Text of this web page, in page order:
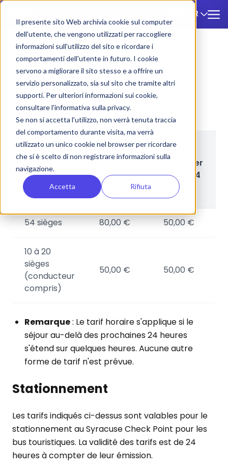
Il presente sito Web archivia cookie sul computer
dell'utente, che vengono utilizzati per raccogliere
informazioni sull'utilizzo del sito e ricordare i
comportamenti dell'utente in futuro. I cookie
servono a migliorare il sito stesso e a offrire un
servizio personalizzato, sia sul sito che tramite altri
supporti. Per ulteriori informazioni sui cookie,
consultare l'informativa sulla privacy.
Se non si accetta l'utilizzo, non verrà tenuta traccia
del comportamento durante visita, ma verrà
utilizzato un unico cookie nel browser per ricordare
che si è scelto di non registrare informazioni sulla
navigazione.
Accetta Rifiuta
FR
Syracuse
Syracuse
Tarifs et réglementations ZTL
Sièges
Tarif
journalier
Tarif
journalier
après 24
heures
54 sièges 80,00 € 50,00 €
10 à 20
sièges
(conducteur
compris)
50,00 € 50,00 €
Remarque: Le tarif horaire s'applique si le
séjour au-delà des prochaines 24 heures
s'étend sur quelques heures. Aucune autre
forme de tarif n'est prévue.
Stationnement
Les tarifs indiqués ci-dessus sont valables pour le
stationnement au Syracuse Check Point pour les
bus touristiques. La validité des tarifs est de 24
heures à compter de leur émission.